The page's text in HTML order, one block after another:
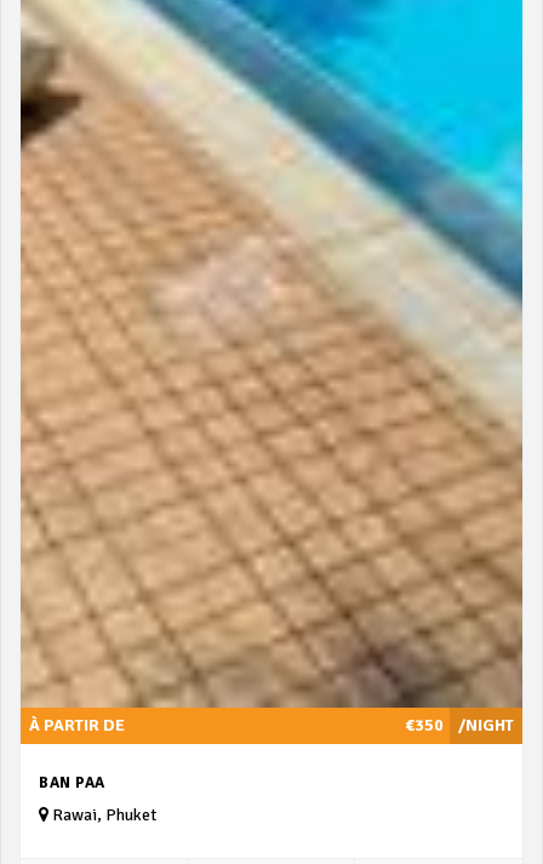
/NIGHT
À PARTIR DE €350
BAN PAA
Rawai, Phuket